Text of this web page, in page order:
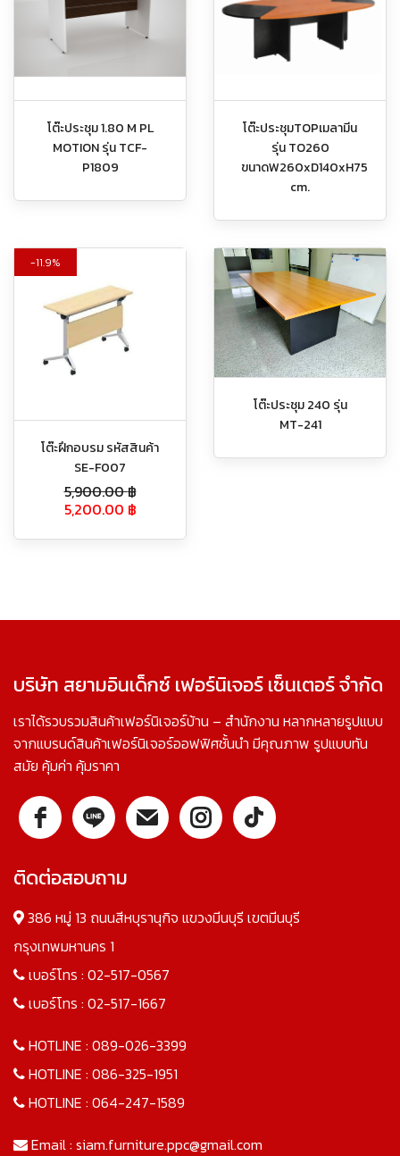
โต๊ะประชุม 1.80 M PL
MOTION รุ่น TCF-
P1809
โต๊ะประชุมTOPเมลามีน
รุ่น TO260
ขนาดW260xD140xH75
cm.
11.9%
โต๊ะฝึกอบรม รหัสสินค้า
SE-F007
5,900.00฿
5,200.00 ฿
โต๊ะประชุม 240 รุ่น
MT-241
บริษัท สยามอินเด็กซ์ เฟอร์นิเจอร์ เซ็นเตอร์ จำกัด
เราได้รวบรวมสินค้าเฟอร์นิเจอร์บ้าน – สำนักงาน หลากหลายรูปแบบ
จากแบรนด์สินค้าเฟอร์นิเจอร์ออฟฟิศชั้นนำ มีคุณภาพ รูปแบบทัน
สมัย คุ้มค่า คุ้มราคา
ติดต่อสอบถาม
386 หมู่ 13 ถนนสีหบุรานุกิจ แขวงมีนบุรี เขตมีนบุรี
กรุงเทพมหานคร 1
เบอร์โทร : 02-517-0567
เบอร์โทร : 02-517-1667
HOTLINE : 089-026-3399
HOTLINE : 086-325-1951
HOTLINE : 064-247-1589
Email : siam.furniture.ppc@gmail.com